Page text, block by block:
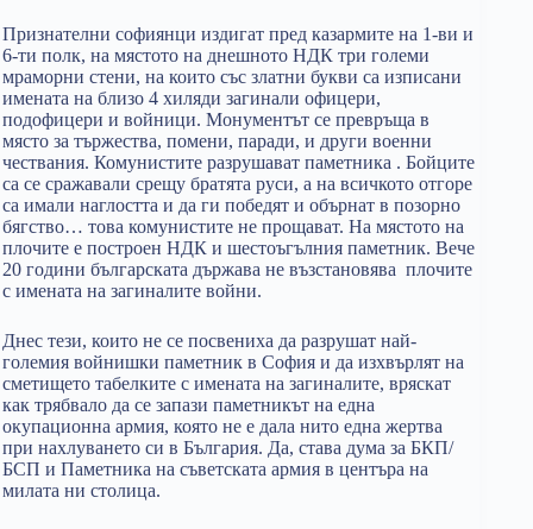
Признателни софиянци издигат пред казармите на 1-ви и
6-ти полк, на мястото на днешното НДК три големи
мраморни стени, на които със златни букви са изписани
имената на близо 4 хиляди загинали офицери,
подофицери и войници. Монументът се превръща в
място за тържества, помени, паради, и други военни
чествания. Комунистите разрушават паметника . Бойците
са се сражавали срещу братята руси, а на всичкото отгоре
са имали наглостта и да ги победят и обърнат в позорно
бягство… това комунистите не прощават. На мястото на
плочите е построен НДК и шестоъгълния паметник. Вече
20 години българската държава не възстановява плочите
с имената на загиналите войни.
Днес тези, които не се посвениха да разрушат най-
големия войнишки паметник в София и да изхвърлят на
сметището табелките с имената на загиналите, вряскат
как трябвало да се запази паметникът на една
окупационна армия, която не е дала нито една жертва
при нахлуването си в България. Да, става дума за БКП/
БСП и Паметника на съветската армия в центъра на
милата ни столица.